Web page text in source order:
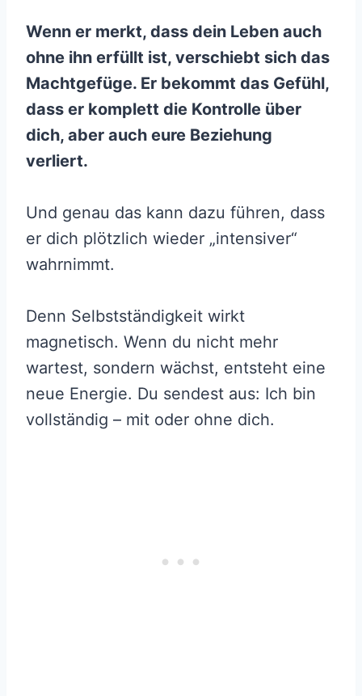
Wenn er merkt, dass dein Leben auch
ohne ihn erfüllt ist, verschiebt sich das
Machtgefüge. Er bekommt das Gefühl,
dass er komplett die Kontrolle über
dich, aber auch eure Beziehung
verliert.
Und genau das kann dazu führen, dass
er dich plötzlich wieder „intensiver“
wahrnimmt.
Denn Selbstständigkeit wirkt
magnetisch. Wenn du nicht mehr
wartest, sondern wächst, entsteht eine
neue Energie. Du sendest aus: Ich bin
vollständig – mit oder ohne dich.